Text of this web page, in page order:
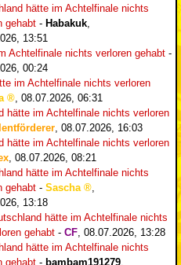
hätte im Achtelfinale nichts
gehabt - Habakuk
13:51
Achtelfinale nichts verloren gehabt -
00:24
im Achtelfinale nichts verloren
08.07.2026, 06:31
hätte im Achtelfinale nichts verloren
08.07.2026, 16:03
hätte im Achtelfinale nichts verloren
08.07.2026, 08:21
hätte im Achtelfinale nichts
gehabt - Sascha
13:18
hätte im Achtelfinale nichts
gehabt - CF 08.07.2026, 13:28
hätte im Achtelfinale nichts
gehabt - bambam191279